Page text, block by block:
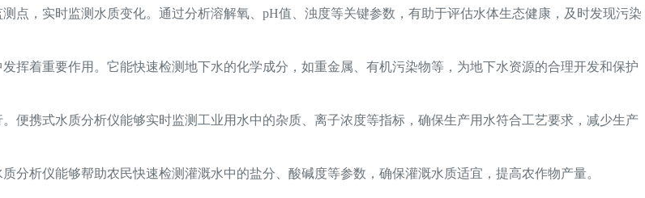
点，实时监测水质变化。通过分析溶解氧、pH值、浊度等关键参数，有助于评估水体生态健康，及时发现污染
挥着重要作用。它能快速检测地下水的化学成分，如重金属、有机污染物等，为地下水资源的合理开发和保护
便携式水质分析仪能够实时监测工业用水中的杂质、离子浓度等指标，确保生产用水符合工艺要求，减少生产
分析仪能够帮助农民快速检测灌溉水中的盐分、酸碱度等参数，确保灌溉水质适宜，提高农作物产量。